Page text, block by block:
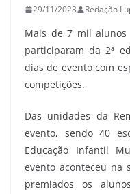
29/11/2023 Redação
Mais de 7 mil
participaram da 2ª
dias de evento com
competições.
Das unidades da
evento, sendo 40
Educação Infantil
evento aconteceu na
premiados os